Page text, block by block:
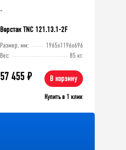
-
Верстак TNC 121.13.1-2F
Размер, мм:
1965x1196x696
Вес:
85 кг.
57 455 ₽ В корзину
Купить в 1 клик